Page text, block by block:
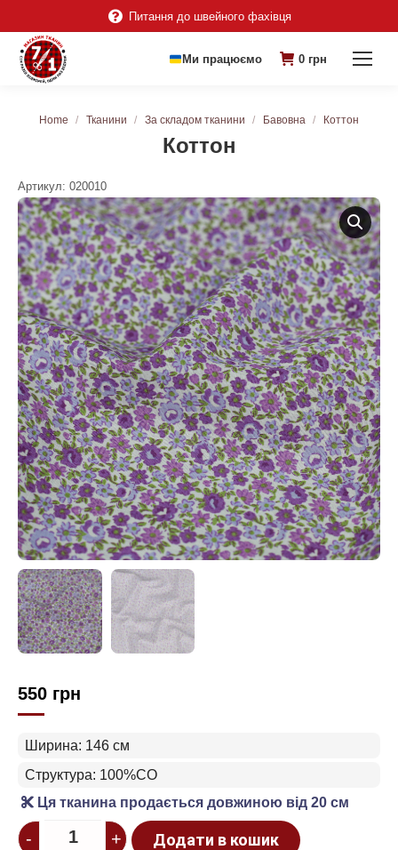
Питання до швейного фахівця
Ми працюємо 0 грн
Коттон
You are here:
Home Тканини За складом тканини Бавовна Коттон
Артикул: 020010
550 грн
Ширина: 146 см
Структура: 100%CO
Ця тканина продається довжиною від 20 см
Quantity
- + Додати в кошик